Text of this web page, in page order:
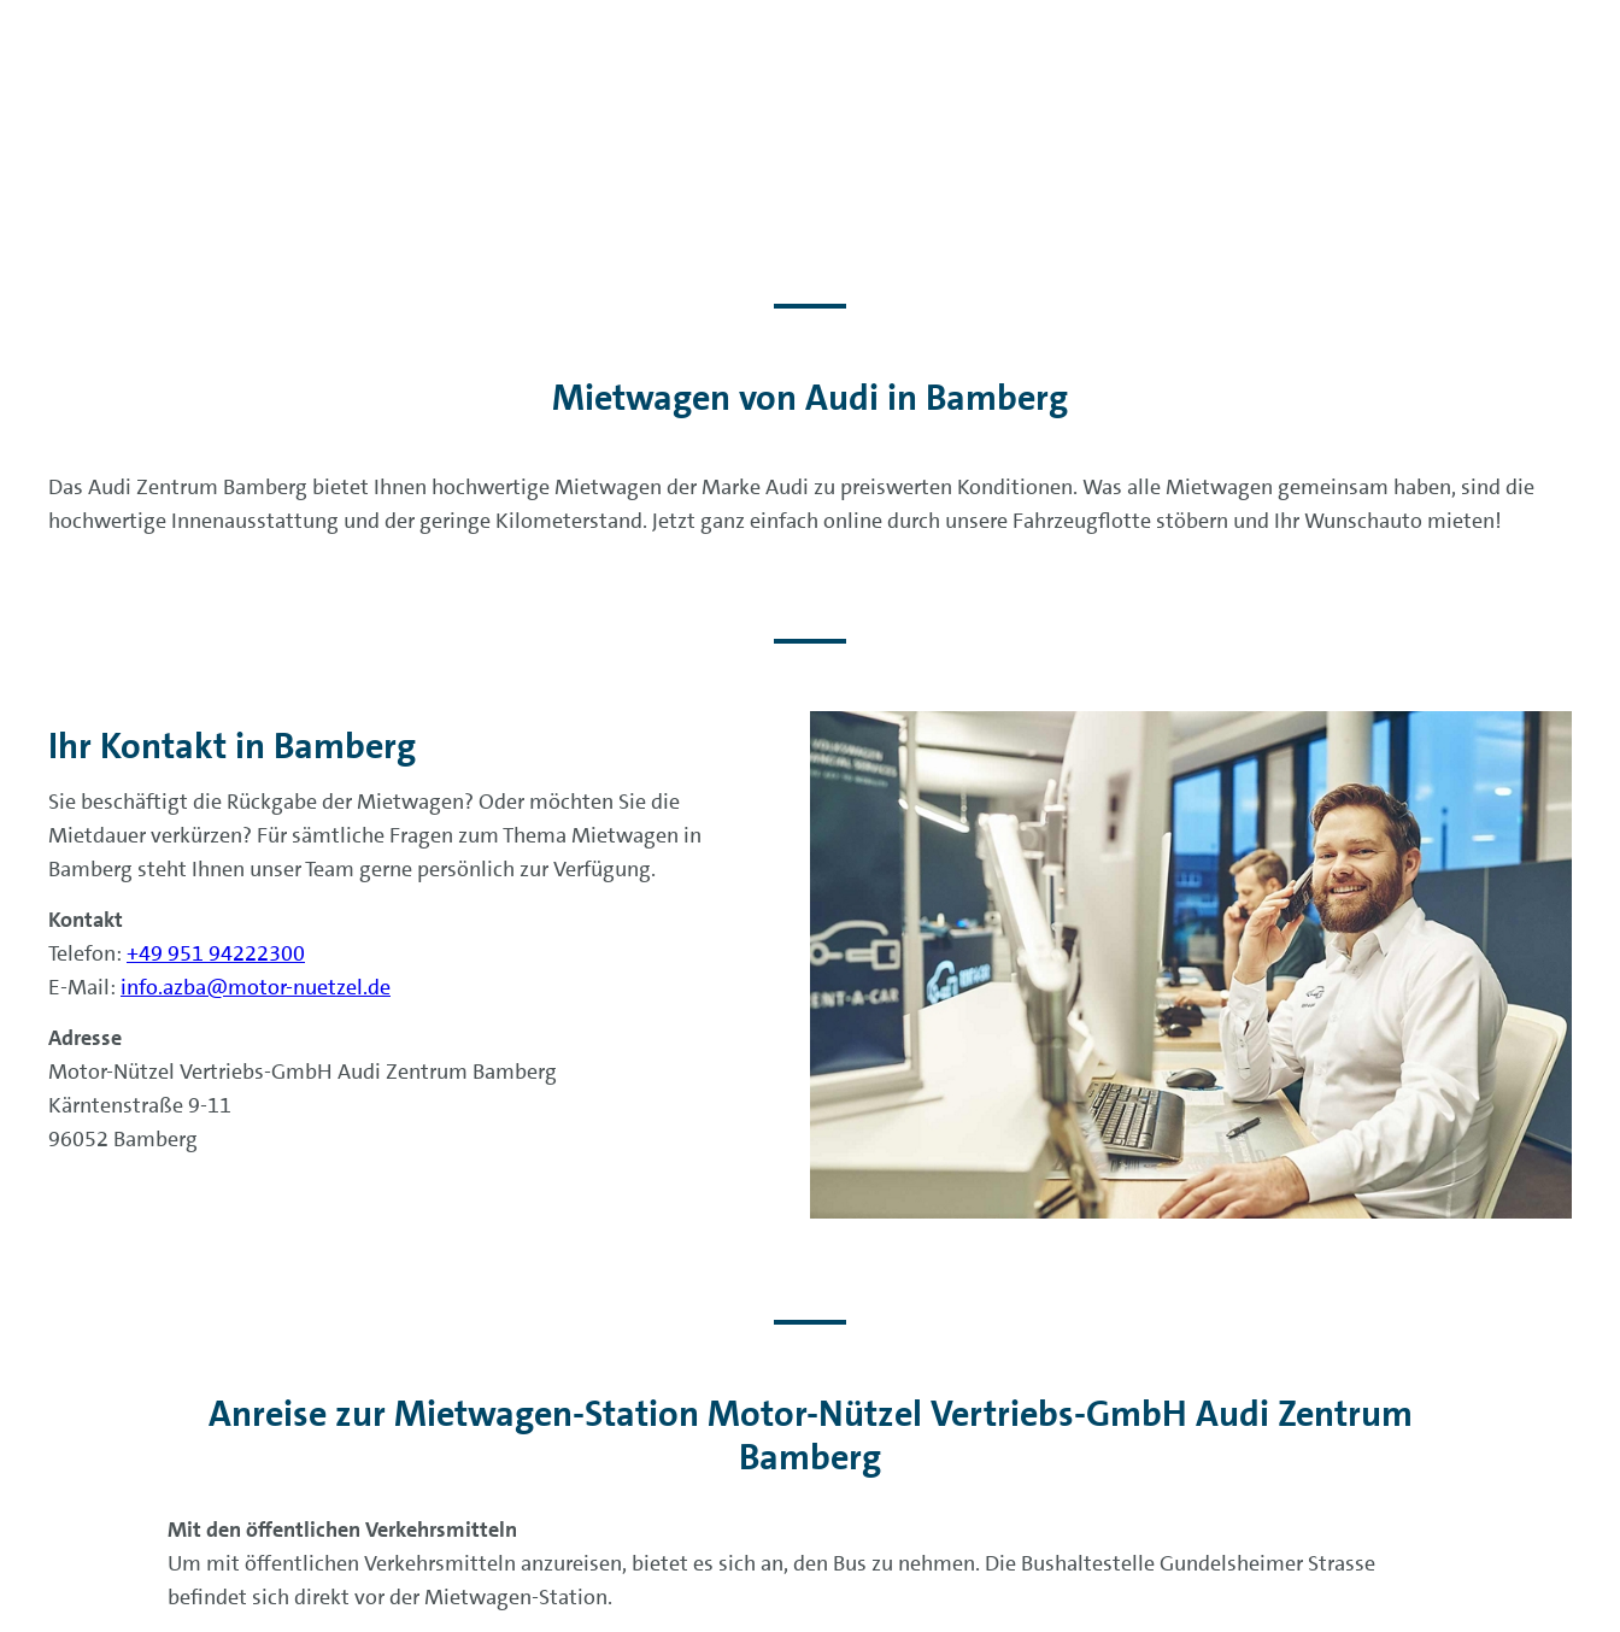
Mietwagen von Audi in Bamberg
Das Audi Zentrum Bamberg bietet Ihnen hochwertige Mietwagen der Marke Audi zu preiswerten Konditionen. Was alle Mietwagen gemeinsam haben, sind die
hochwertige Innenausstattung und der geringe Kilometerstand. Jetzt ganz einfach online durch unsere Fahrzeugflotte stöbern und Ihr Wunschauto mieten!
Ihr Kontakt in Bamberg
Sie beschäftigt die Rückgabe der Mietwagen? Oder möchten Sie die
Mietdauer verkürzen? Für sämtliche Fragen zum Thema Mietwagen in
Bamberg steht Ihnen unser Team gerne persönlich zur Verfügung.
Kontakt
Telefon: +49 951 94222300
E-Mail: info.azba@motor-nuetzel.de
Adresse
Motor-Nützel Vertriebs-GmbH Audi Zentrum Bamberg
Kärntenstraße 9-11
96052 Bamberg
Anreise zur Mietwagen-Station Motor-Nützel Vertriebs-GmbH Audi Zentrum
Bamberg
Mit den öffentlichen Verkehrsmitteln
Um mit öffentlichen Verkehrsmitteln anzureisen, bietet es sich an, den Bus zu nehmen. Die Bushaltestelle Gundelsheimer Strasse
befindet sich direkt vor der Mietwagen-Station.